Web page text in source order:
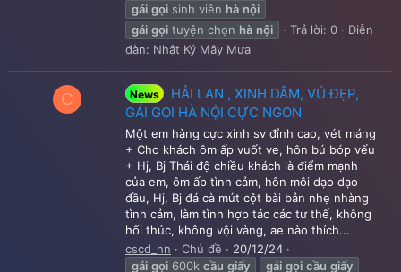
gái gọi sinh viên hà nội
gái gọi tuyện chọn hà nội Trả lời: 0
Diễn
đàn: Nhật Ký Mây Mưa
C News
HẢI LAN , XINH DÂM, VÚ ĐẸP,
GÁI GỌI HÀ NỘI CỰC NGON
Một em hàng cực xinh sv đỉnh cao, vét máng
+ Cho khách ôm ấp vuốt ve, hôn bú bóp vếu
+ Hj, Bj Thái độ chiều khách là điểm mạnh
của em, ôm ấp tình cảm, hôn môi dạo dạo
đầu, Hj, Bj đá cà mút cột bài bản nhẹ nhàng
tình cảm, làm tình hợp tác các tư thế, không
hối thúc, không vội vàng, ae nào thích...
cscd_hn
Chủ đề
20/12/24
gái gọi 600k cầu giấy gái gọi cầu giấy